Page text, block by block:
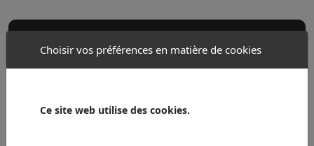
Réinitialiser
Choisir vos préférences en matière de cookies
Ce site web utilise des cookies.